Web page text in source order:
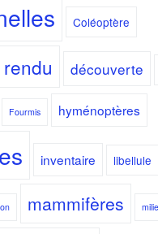
Coléoptère
découverte
Fourmis hyménoptères
inventaire libellule
mammifères